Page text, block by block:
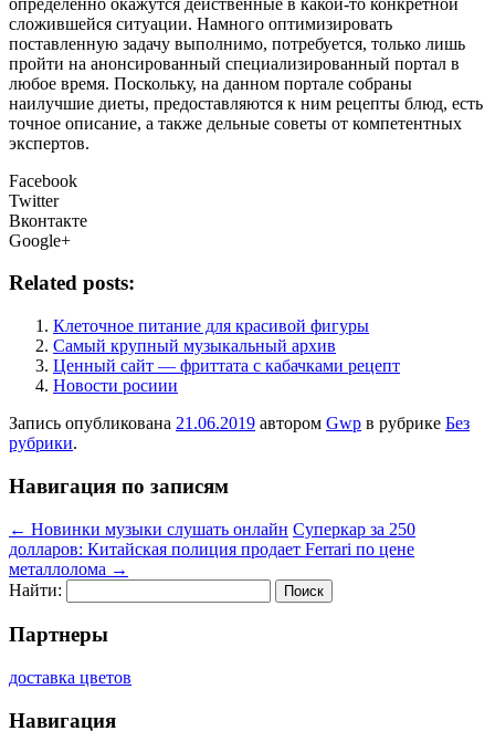
сложившейся ситуации. Намного оптимизировать
поставленную задачу выполнимо, потребуется, только лишь
пройти на анонсированный специализированный портал в
любое время. Поскольку, на данном портале собраны
наилучшие диеты, предоставляются к ним рецепты блюд, есть
точное описание, а также дельные советы от компетентных
экспертов.
Facebook
Twitter
Вконтакте
Google+
Related posts:
Клеточное питание для красивой фигуры
Самый крупный музыкальный архив
Ценный сайт — фриттата с кабачками рецепт
Новости росиии
Запись опубликована 21.06.2019 автором Gwp в рубрике Без
рубрики.
Навигация по записям
← Новинки музыки слушать онлайн Суперкар за 250
долларов: Китайская полиция продает Ferrari по цене
металлолома →
Найти:
Партнеры
доставка цветов
Навигация